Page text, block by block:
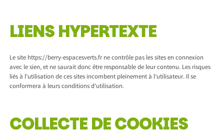
LIENS HYPERTEXTE
Le site https://berry-espacesverts.fr ne contrôle pas les sites en connexion
avec le sien, et ne saurait donc être responsable de leur contenu. Les risques
liés à l’utilisation de ces sites incombent pleinement à l’utilisateur. Il se
conformera à leurs conditions d’utilisation.
COLLECTE DE COOKIES